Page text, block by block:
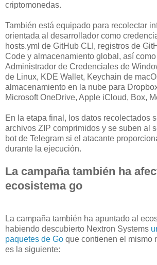
criptomonedas.
También está equipado para recolectar
orientada al desarrollador como
hosts.yml de GitHub CLI, registros de
Code y almacenamiento global, así como
Administrador de Credenciales de
de Linux, KDE Wallet, Keychain de
almacenamiento en la nube para
Microsoft OneDrive, Apple iCloud, Box,
En la etapa final, los datos recolectados
archivos ZIP comprimidos y se suben al
bot de Telegram si el atacante
durante la ejecución.
La campaña también ha
ecosistema go
La campaña también ha apuntado al
habiendo descubierto Nextron Systems
paquetes de Go que contienen el mismo
es la siguiente: